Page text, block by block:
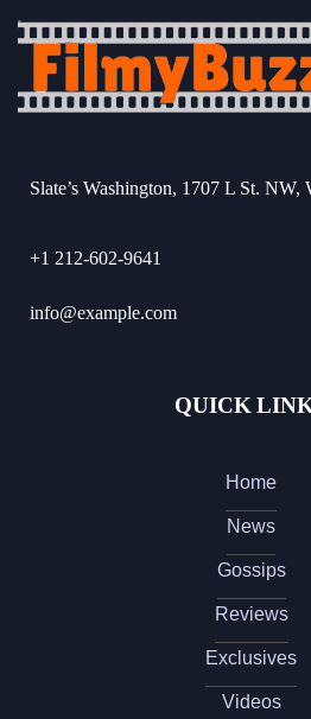
Slate’s Washington, 1707 L St.
+1 212-602-9641
info@example.com
QUICK
Home
News
Gossips
Reviews
Exclusives
Videos